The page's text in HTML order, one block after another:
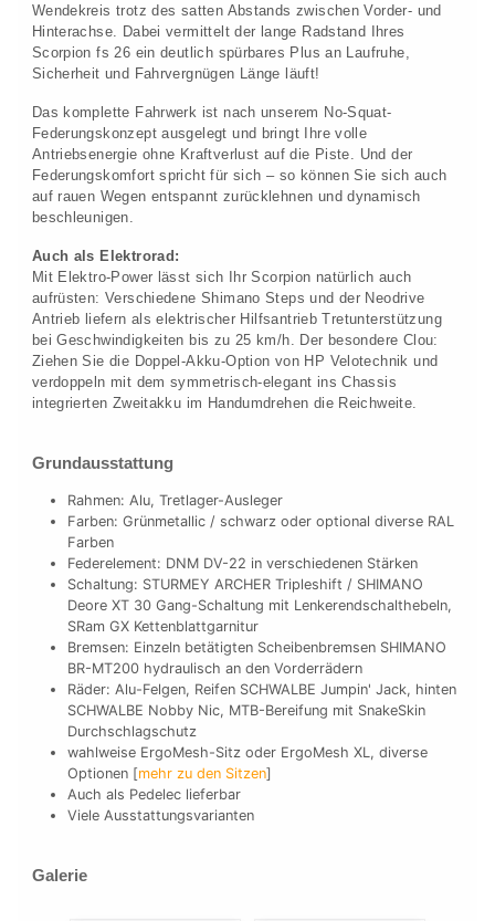
Wendekreis trotz des satten Abstands zwischen Vorder- und
Hinterachse. Dabei vermittelt der lange Radstand Ihres
Scorpion fs 26 ein deutlich spürbares Plus an Laufruhe,
Sicherheit und Fahrvergnügen Länge läuft!
Das komplette Fahrwerk ist nach unserem No-Squat-
Federungskonzept ausgelegt und bringt Ihre volle
Antriebsenergie ohne Kraftverlust auf die Piste. Und der
Federungskomfort spricht für sich – so können Sie sich auch
auf rauen Wegen entspannt zurücklehnen und dynamisch
beschleunigen.
Auch als Elektrorad:
Mit Elektro-Power lässt sich Ihr Scorpion natürlich auch
aufrüsten: Verschiedene Shimano Steps und der Neodrive
Antrieb liefern als elektrischer Hilfsantrieb Tretunterstützung
bei Geschwindigkeiten bis zu 25 km/h. Der besondere Clou:
Ziehen Sie die Doppel-Akku-Option von HP Velotechnik und
verdoppeln mit dem symmetrisch-elegant ins Chassis
integrierten Zweitakku im Handumdrehen die Reichweite.
Grundausstattung
Rahmen: Alu, Tretlager-Ausleger
Farben: Grünmetallic / schwarz oder optional diverse RAL
Farben
Federelement: DNM DV-22 in verschiedenen Stärken
Schaltung: STURMEY ARCHER Tripleshift / SHIMANO
Deore XT 30 Gang-Schaltung mit Lenkerendschalthebeln,
SRam GX Kettenblattgarnitur
Bremsen: Einzeln betätigten Scheibenbremsen SHIMANO
BR-MT200 hydraulisch an den Vorderrädern
Räder: Alu-Felgen, Reifen SCHWALBE Jumpin' Jack, hinten
SCHWALBE Nobby Nic, MTB-Bereifung mit SnakeSkin
Durchschlagschutz
wahlweise ErgoMesh-Sitz oder ErgoMesh XL, diverse
Optionen [mehr zu den Sitzen]
Auch als Pedelec lieferbar
Viele Ausstattungsvarianten
Galerie